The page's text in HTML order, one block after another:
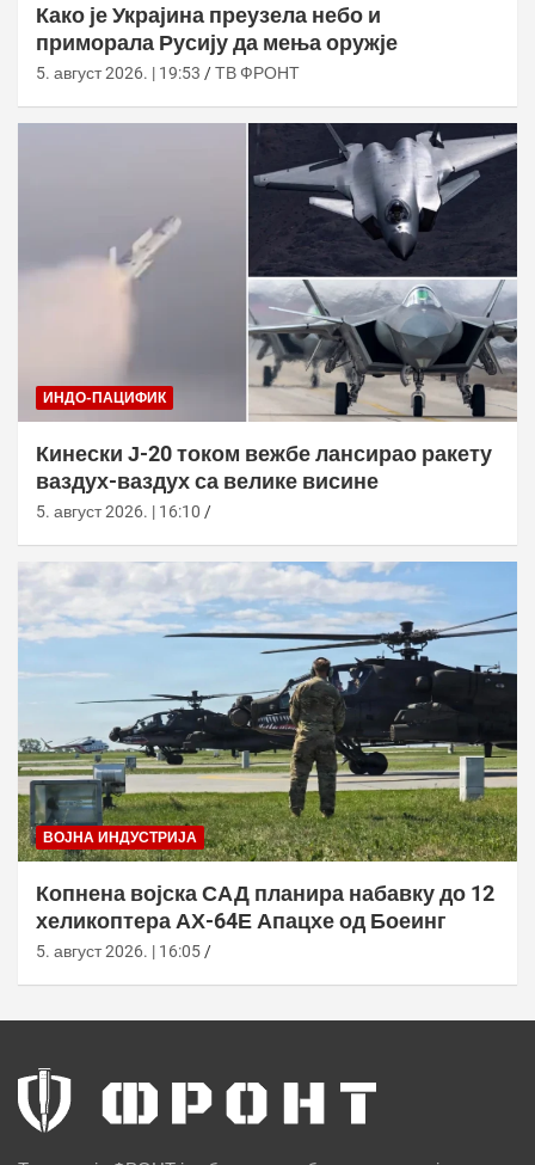
Како је Украјина преузела небо и
приморала Русију да мења оружје
5. август 2026. | 19:53 ТВ ФРОНТ
ИНДО-ПАЦИФИК
Кинески Ј-20 током вежбе лансирао ракету
ваздух-ваздух са велике висине
5. август 2026. | 16:10
ВОЈНА ИНДУСТРИЈА
Копнена војска САД планира набавку до 12
хеликоптера АХ-64Е Апацхе од Боеинг
5. август 2026. | 16:05